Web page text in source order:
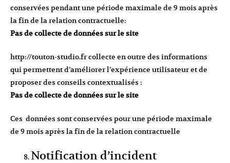
conservées pendant une période maximale de 9 mois après
la fin de la relation contractuelle:
Pas de collecte de données sur le site
http://touton-studio.frcollecte en outre des informations
qui permettent d’améliorer l’expérience utilisateur et de
proposer des conseils contextualisés :
Pas de collecte de données sur le site
Ces données sont conservées pour une période maximale
de 9 mois après la fin de la relation contractuelle
Notification d’incident